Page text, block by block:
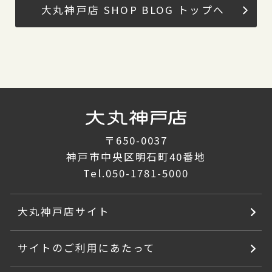
大丸神戸店 SHOP BLOG トップへ
〒650-0037
神戸市中央区明石町40番地
Tel.050-1781-5000
大丸神戸店サイト
サイトのご利用にあたって